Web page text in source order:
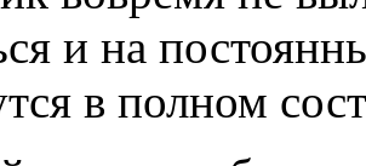
и на
в полном